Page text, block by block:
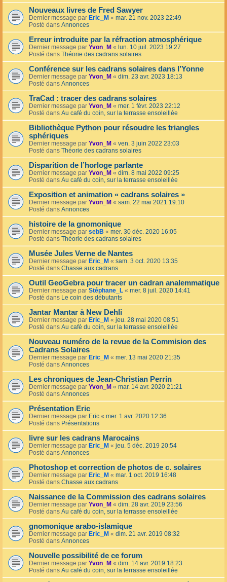
Nouveaux livres de Fred Sawyer
Dernier message par Eric_M « mar. 21 nov. 2023 22:49
Posté dans Annonces
Erreur introduite par la réfraction atmosphérique
Dernier message par Yvon_M « lun. 10 juil. 2023 19:27
Posté dans Théorie des cadrans solaires
Conférence sur les cadrans solaires dans l’Yonne
Dernier message par Yvon_M « dim. 23 avr. 2023 18:13
Posté dans Annonces
TraCad : tracer des cadrans solaires
Dernier message par Yvon_M « mer. 1 févr. 2023 22:12
Posté dans Au café du coin, sur la terrasse ensoleillée
Bibliothèque Python pour résoudre les triangles
sphériques
Dernier message par Yvon_M « ven. 3 juin 2022 23:03
Posté dans Théorie des cadrans solaires
Disparition de l’horloge parlante
Dernier message par Yvon_M « dim. 8 mai 2022 09:25
Posté dans Au café du coin, sur la terrasse ensoleillée
Exposition et animation « cadrans solaires »
Dernier message par Yvon_M « sam. 22 mai 2021 19:10
Posté dans Annonces
histoire de la gnomonique
Dernier message par sebB « mer. 30 déc. 2020 16:05
Posté dans Théorie des cadrans solaires
Musée Jules Verne de Nantes
Dernier message par Eric_M « sam. 3 oct. 2020 13:35
Posté dans Chasse aux cadrans
Outil GeoGebra pour tracer un cadran analemmatique
Dernier message par Stéphane_L « mer. 8 juil. 2020 14:41
Posté dans Le coin des débutants
Jantar Mantar à New Dehli
Dernier message par Eric_M « jeu. 28 mai 2020 08:51
Posté dans Au café du coin, sur la terrasse ensoleillée
Nouveau numéro de la revue de la Commision des
Cadrans Solaires
Dernier message par Eric_M « mer. 13 mai 2020 21:35
Posté dans Annonces
Les chroniques de Jean-Christian Perrin
Dernier message par Yvon_M « mar. 14 avr. 2020 21:21
Posté dans Annonces
Présentation Eric
Dernier message par Eric « mer. 1 avr. 2020 12:36
Posté dans Présentations
livre sur les cadrans Marocains
Dernier message par Eric_M « jeu. 5 déc. 2019 20:54
Posté dans Annonces
Photoshop et correction de photos de c. solaires
Dernier message par Eric_M « mar. 1 oct. 2019 16:48
Posté dans Chasse aux cadrans
Naissance de la Commission des cadrans solaires
Dernier message par Yvon_M « dim. 28 avr. 2019 23:56
Posté dans Au café du coin, sur la terrasse ensoleillée
gnomonique arabo-islamique
Dernier message par Eric_M « dim. 21 avr. 2019 08:32
Posté dans Annonces
Nouvelle possibilité de ce forum
Dernier message par Yvon_M « dim. 14 avr. 2019 18:23
Posté dans Au café du coin, sur la terrasse ensoleillée